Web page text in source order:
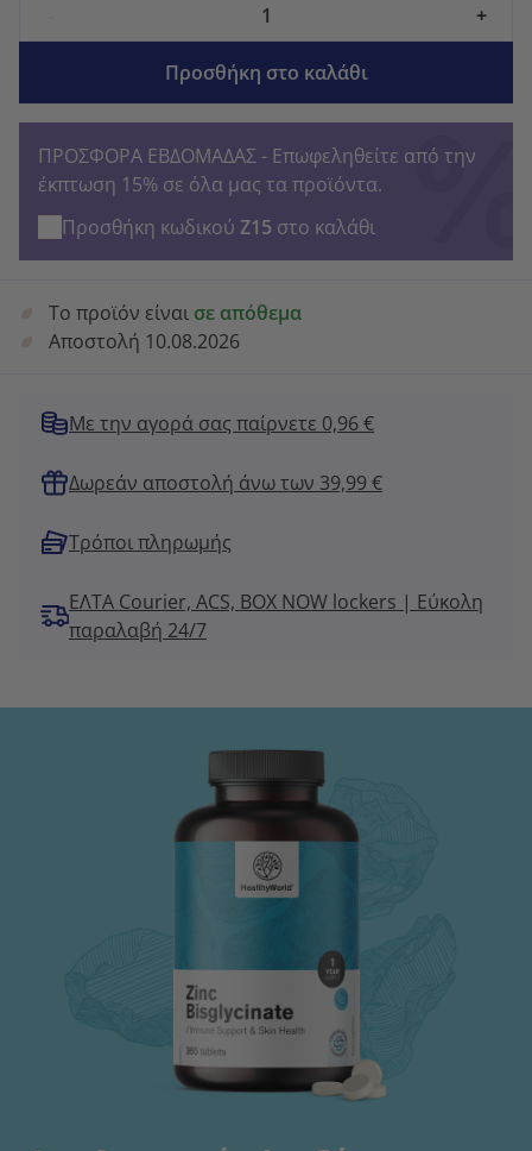
+
Προσθήκη στο καλάθι
ΠΡΟΣΦΟΡΑ ΕΒΔΟΜΑΔΑΣ - Επωφεληθείτε από την
έκπτωση 15% σε όλα μας τα προϊόντα.
Προσθήκη κωδικού Z15 στο καλάθι
Το προϊόν είναι σε απόθεμα
Αποστολή 10.08.2026
Με την αγορά σας παίρνετε 0,96 €
Δωρεάν αποστολή άνω των 39,99 €
Τρόποι πληρωμής
ΕΛΤΑ Courier, ACS, BOX NOW lockers | Εύκολη
παραλαβή 24/7